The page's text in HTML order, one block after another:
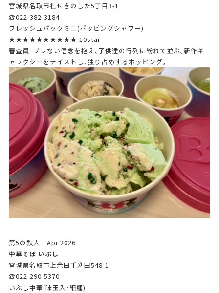
宮城県名取市杜せきのした5丁目3-1
☎022-382-3184
フレッシュパックミニ(ポッピングシャワー)
★★★★★★★★★★ 10star
審査員: ブレない信念を抱え､子供達の行列に紛れて並ぶ｡新作ギ
ャラクシーをテイストし､独り占めするポッピング｡
第5の鉄人 Apr.2026
中華そば いぶし
宮城県名取市上余田千刈田548-1
☎022-290-5370
いぶし中華(味玉入･細麺)